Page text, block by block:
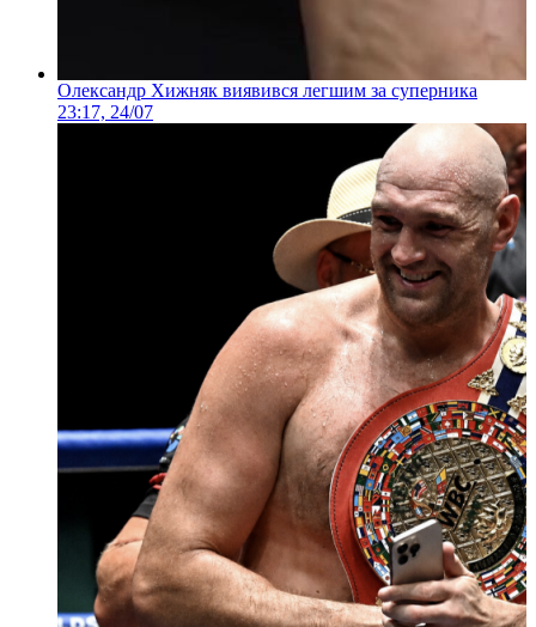
Олександр Хижняк виявився легшим за суперника
23:17, 24/07